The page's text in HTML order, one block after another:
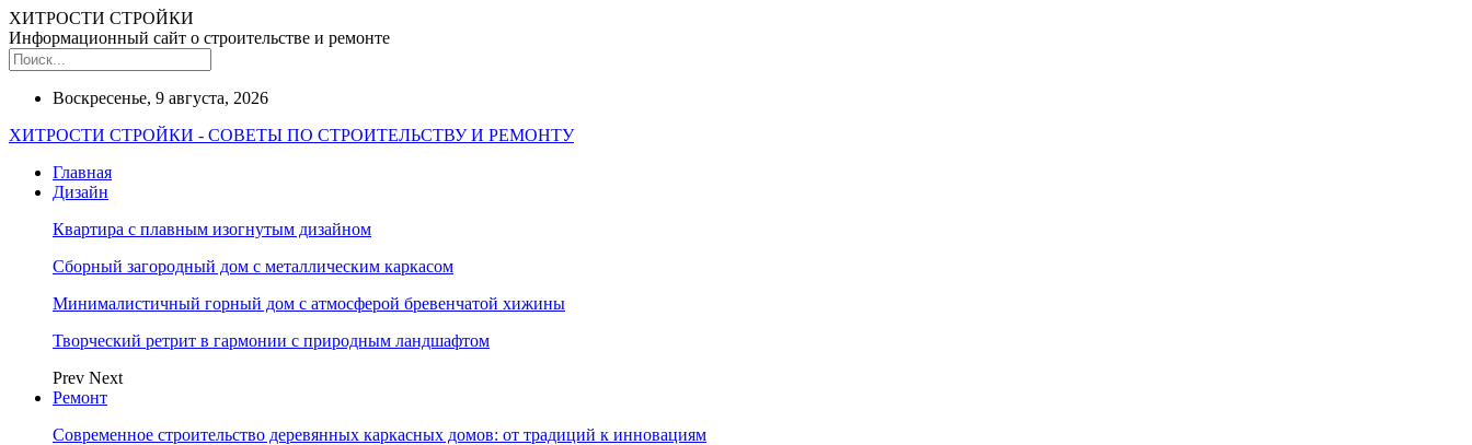
ХИТРОСТИ СТРОЙКИ
Информационный сайт о строительстве и ремонте
Воскресенье, 9 августа, 2026
ХИТРОСТИ СТРОЙКИ - СОВЕТЫ ПО СТРОИТЕЛЬСТВУ И РЕМОНТУ
Главная
Дизайн
Квартира с плавным изогнутым дизайном
Сборный загородный дом с металлическим каркасом
Минималистичный горный дом с атмосферой бревенчатой хижины
Творческий ретрит в гармонии с природным ландшафтом
Prev Next
Ремонт
Современное строительство деревянных каркасных домов: от традиций к инновациям